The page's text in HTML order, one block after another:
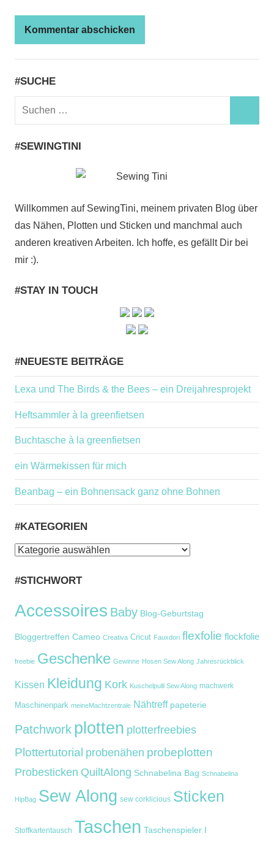
#SUCHE
Suchen
#SEWINGTINI
Willkommen auf SewingTini, meinem privaten Blog über
das Nähen, Plotten und Sticken und manchmal auch
anderen kreativen Arbeiten. Ich hoffe, es gefällt Dir bei
mir :).
#STAY IN TOUCH
#NEUESTE BEITRÄGE
Lexa und The Birds & the Bees – ein Dreijahresprojekt
Heftsammler à la greenfietsen
Buchtasche à la greenfietsen
ein Wärmekissen für mich
Beanbag – ein Bohnensack ganz ohne Bohnen
#KATEGORIEN
#Kategorien
#STICHWORT
Accessoires Baby Blog-Geburtstag
Bloggertreffen Cameo Creativa Cricut Fauxdori flexfolie flockfolie
freebie Geschenke Gewinne Hosen Sew Along Jahresrückblick
Kissen Kleidung Kork Kuschelpulli Sew Along machwerk
Maschinenpark meineMachtzentrale Nähtreff papeterie
Patchwork plotten plotterfreebies
Plottertutorial probenähen probeplotten
Probesticken QuiltAlong Schnabelina Bag Schnabelina
HipBag Sew Along sew corklicious Sticken
Stoffkartentausch Taschen Taschenspieler I